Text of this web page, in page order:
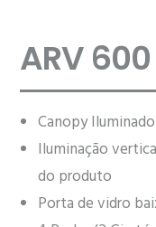
ARV
Canopy
Iluminação
do produto
Porta de vidro